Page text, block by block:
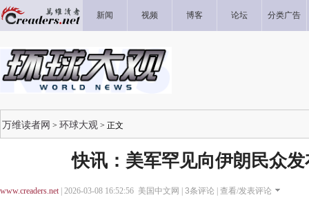
新闻 视频 博客 论坛 分类广告
万维读者网 > 环球大观 > 正文
快讯：美军罕见向伊朗民众
www.creaders.net| 2026-03-08 16:52:56 美国中文网 | 3条评论 | 查看/发表评论